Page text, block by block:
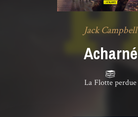
Jack Campbell
Acharné
La Flotte perdue